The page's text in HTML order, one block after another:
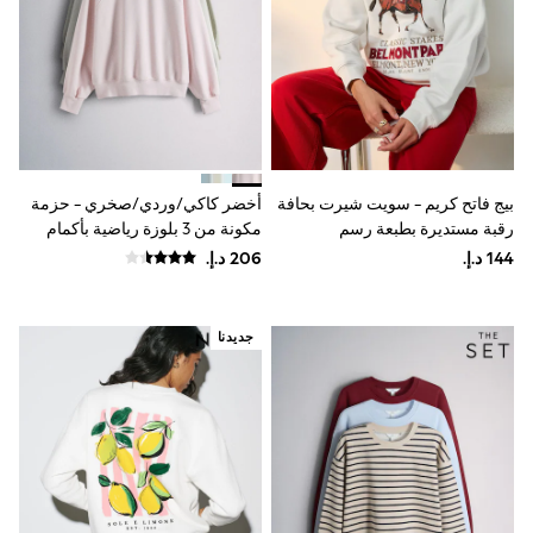
0-2 years
3-5 years
6-8 years
9-11 years
12-14 years
15+ years
All Clothing
Coats & Jackets
Holiday Shop
Jeans
Jumpsuits & Playsuits
Summer Dresses
World Cup
Knitwear
Loungewear
Nightwear & Pyjamas
Occasionwear
Pants & Leggings
Schoolwear
بيج فاتح كريم - سويت شيرت بحافة
رقبة مستديرة بطبعة رسم
أخضر كاكي/وردي/صخري - حزمة
مكونة من 3 بلوزة رياضية بأكمام
راجلان وياقة بحافة مستديرة من
جديدنا